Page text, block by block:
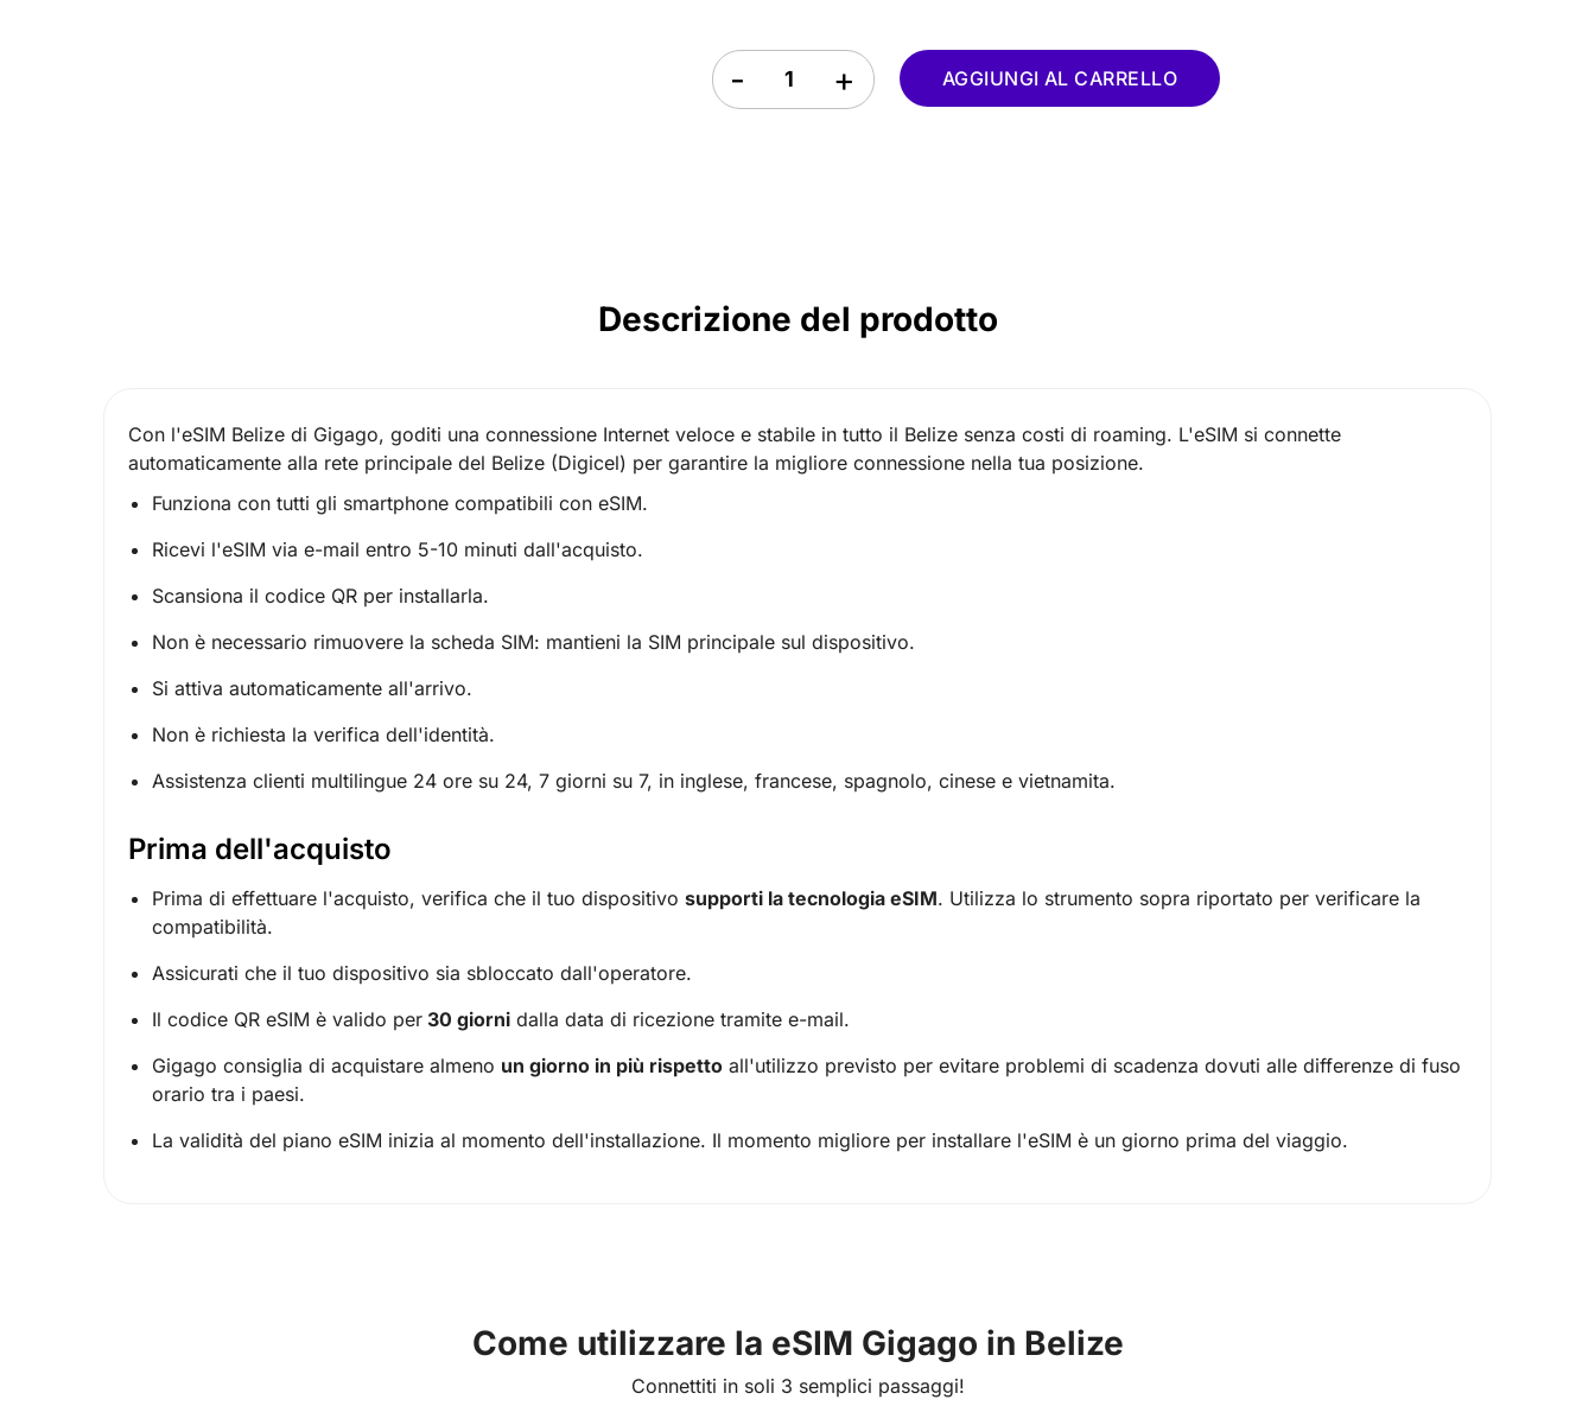
eSIM Belize quantity
AGGIUNGI AL CARRELLO
Descrizione del prodotto
Con l'eSIM Belize di Gigago, goditi una connessione Internet veloce e stabile in tutto il Belize senza costi di roaming. L'eSIM si connette
automaticamente alla rete principale del Belize (Digicel) per garantire la migliore connessione nella tua posizione.
Funziona con tutti gli smartphone compatibili con eSIM.
Ricevi l'eSIM via e-mail entro 5-10 minuti dall'acquisto.
Scansiona il codice QR per installarla.
Non è necessario rimuovere la scheda SIM: mantieni la SIM principale sul dispositivo.
Si attiva automaticamente all'arrivo.
Non è richiesta la verifica dell'identità.
Assistenza clienti multilingue 24 ore su 24, 7 giorni su 7, in inglese, francese, spagnolo, cinese e vietnamita.
Prima dell'acquisto
Prima di effettuare l'acquisto, verifica che il tuo dispositivo supporti la tecnologia eSIM. Utilizza lo strumento sopra riportato per verificare la
compatibilità.
Assicurati che il tuo dispositivo sia sbloccato dall'operatore.
Il codice QR eSIM è valido per 30 giorni dalla data di ricezione tramite e-mail.
Gigago consiglia di acquistare almeno un giorno in più rispetto all'utilizzo previsto per evitare problemi di scadenza dovuti alle differenze di fuso
orario tra i paesi.
La validità del piano eSIM inizia al momento dell'installazione. Il momento migliore per installare l'eSIM è un giorno prima del viaggio.
Come utilizzare la eSIM Gigago in Belize
Connettiti in soli 3 semplici passaggi!